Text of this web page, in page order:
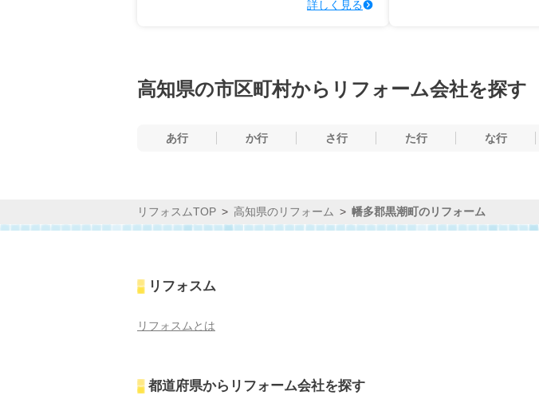
詳しく見る
高知県の市区町村からリフォーム会社を探す
あ行 か行 さ行 た行 な行
リフォスムTOP 高知県のリフォーム 幡多郡黒潮町のリフォーム
リフォスム
リフォスムとは
都道府県からリフォーム会社を探す